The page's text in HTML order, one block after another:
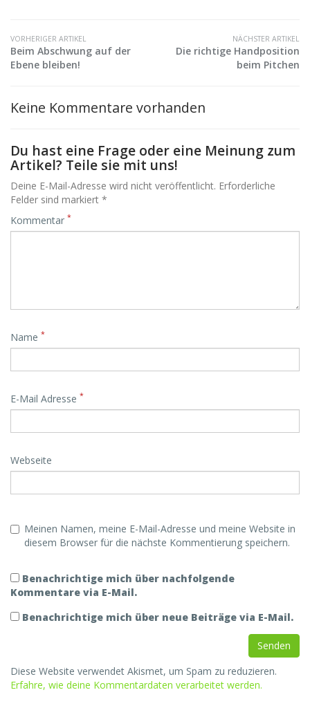
VORHERIGER ARTIKEL
Beim Abschwung auf der
Ebene bleiben!
NÄCHSTER ARTIKEL
Die richtige Handposition
beim Pitchen
Keine Kommentare vorhanden
Du hast eine Frage oder eine Meinung zum
Artikel? Teile sie mit uns!
Deine E-Mail-Adresse wird nicht veröffentlicht. Erforderliche
Felder sind markiert *
Kommentar *
Name *
E-Mail Adresse *
Webseite
Meinen Namen, meine E-Mail-Adresse und meine Website in
diesem Browser für die nächste Kommentierung speichern.
Benachrichtige mich über nachfolgende
Kommentare via E-Mail.
Benachrichtige mich über neue Beiträge via E-Mail.
Diese Website verwendet Akismet, um Spam zu reduzieren.
Erfahre, wie deine Kommentardaten verarbeitet werden.